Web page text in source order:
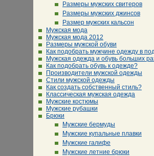
Размеры мужских свитеров
Размеры мужских джинсов
Размер мужских кальсон
Мужская мода
Мужская мода 2012
Размеры мужской обуви
Как подобрать мужчине одежду в
Мужская одежда и обувь больших
Как подобрать обувь к одежде?
Производители мужской одежды
Стили мужской одежды
Как создать собственный стиль?
Классическая мужская одежда
Мужские костюмы
Мужские рубашки
Брюки
Мужские бермуды
Мужские купальные плавки
Мужские галифе
Мужские летние брюки